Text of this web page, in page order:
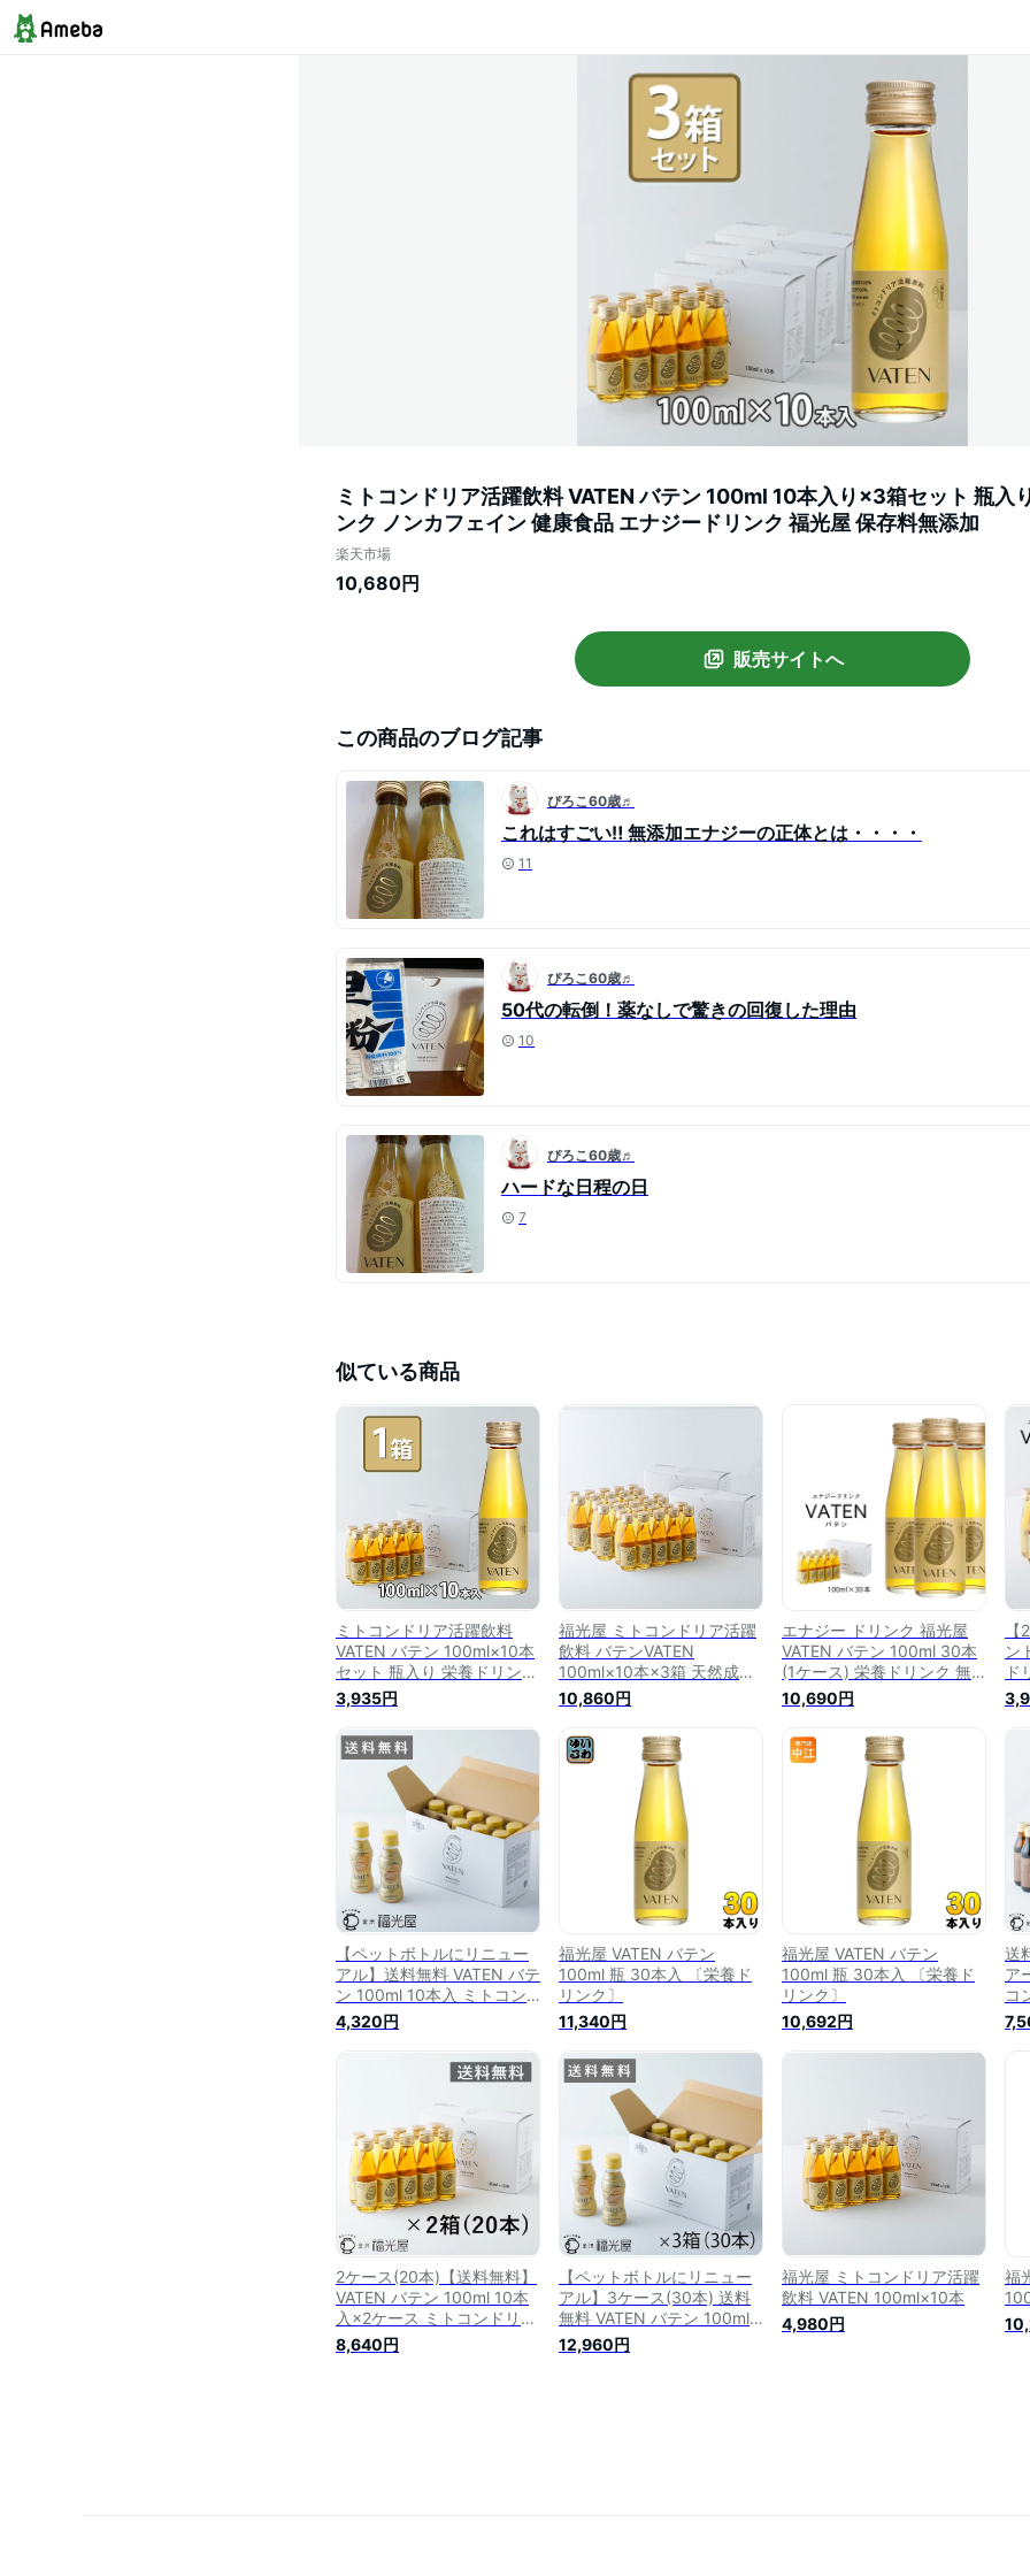
ミトコンドリア活躍飲料 VATEN バテン 100ml 10本入り×3箱セット 瓶入
ンク ノンカフェイン 健康食品 エナジードリンク 福光屋 保存料無添加
楽天市場
10,680円
販売サイトへ
この商品のブログ記事
ぴろこ60歳♬
これはすごい‼️ 無添加エナジーの正体とは・・・・
11
ぴろこ60歳♬
50代の転倒！薬なしで驚きの回復した理由
10
ぴろこ60歳♬
ハードな日程の日
7
似ている商品
ミトコンドリア活躍飲料
VATEN バテン 100ml×10本
セット 瓶入り 栄養ドリンク
ノンカフェイン 健康食品 エ
ナジードリンク 福光屋 保存
料無添加 アミノ酸
3,935円
福光屋 ミトコンドリア活躍
飲料 バテンVATEN
100ml×10本×3箱 天然成分
エナジードリンク 米発酵 ノ
ンカフェイン
10,860円
エナジー ドリンク 福光屋
VATEN バテン 100ml 30本
(1ケース) 栄養ドリンク 無
添加 ノンカフェイン 米麹
天然成分100％ ミトコンド
リア 送料無料
10,690円
ン
ド
テ
ン
【ペットボトルにリニュー
アル】送料無料 VATEN バテ
ン 100ml 10本入 ミトコン
ドリア活躍飲料 栄養ドリン
ク エナジードリンク ノンカ
フェイン 無添加 甘味料不使
用 お米発酵飲料 アミノ酸
分 ミトコンドリア 妊活 29
品目 アレルゲンフリー ギフ
ト
4,320円
福光屋 VATEN バテン
100ml 瓶 30本入 〔栄養ド
リンク〕
11,340円
福光屋 VATEN バテン
100ml 瓶 30本入 〔栄養ド
リンク〕
10,692円
送
ア
コ
リ
ン
2ケース(20本)【送料無料】
VATEN バテン 100ml 10本
入×2ケース ミトコンドリア
活躍飲料 公式 栄養ドリンク
エナジードリンク ノンカフ
8,640円
【ペットボトルにリニュー
アル】3ケース(30本) 送料
無料 VATEN バテン 100ml
10本入×3ケース ミトコンド
リア活躍飲料 栄養ドリンク
12,960円
福光屋 ミトコンドリア活躍
飲料 VATEN 100ml×10本
4,980円
福